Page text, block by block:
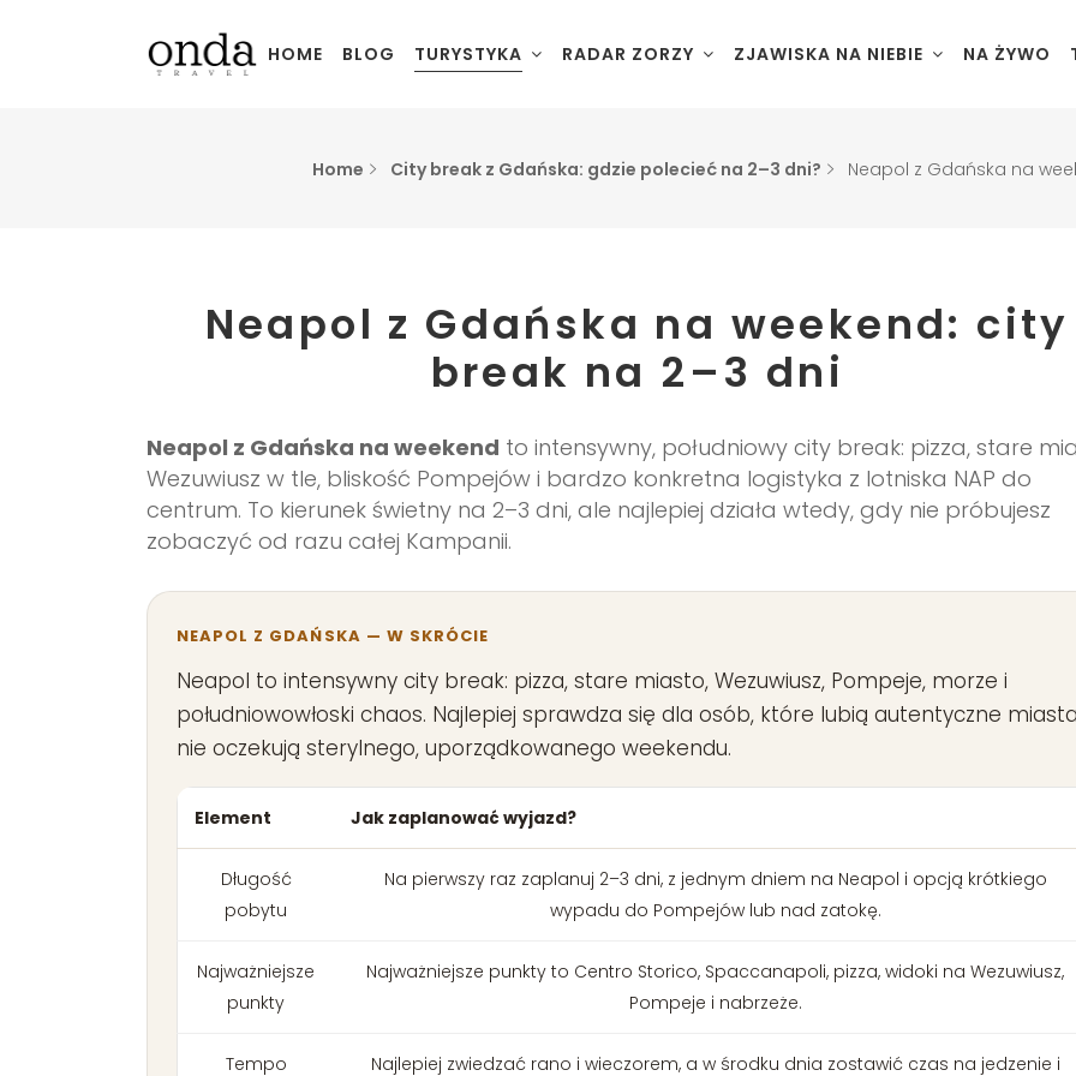
HOME BLOG TURYSTYKA
Golden
Półwysep
Półwysep
Lofoty
Senja –
RADAR ZORZY ZJAWISKA NA NIEBIE NA ŻYWO
Home City break z Gdańska: gdzie polecieć na 2–3 dni? Neapol z Gdańska na
Neapol z Gdańska na weekend: city
break na 2–3 dni
Neapol z Gdańska na weekend to intensywny, południowy city break: pizza, stare
Wezuwiusz w tle, bliskość Pompejów i bardzo konkretna logistyka z lotniska NAP do
centrum. To kierunek świetny na 2–3 dni, ale najlepiej działa wtedy, gdy nie próbujesz
zobaczyć od razu całej Kampanii.
NEAPOL Z GDAŃSKA — W SKRÓCIE
Neapol to intensywny city break: pizza, stare miasto, Wezuwiusz, Pompeje, morze i
południowowłoski chaos. Najlepiej sprawdza się dla osób, które lubią autentyczne
nie oczekują sterylnego, uporządkowanego weekendu.
Element Jak zaplanować wyjazd?
Długość
pobytu
Na pierwszy raz zaplanuj 2–3 dni, z jednym dniem na Neapol i opcją krótkiego
wypadu do Pompejów lub nad zatokę.
Najważniejsze
punkty
Najważniejsze punkty to Centro Storico, Spaccanapoli, pizza, widoki na Wezuwiusz,
Pompeje i nabrzeże.
Tempo Najlepiej zwiedzać rano i wieczorem, a w środku dnia zostawić czas na jedzenie i